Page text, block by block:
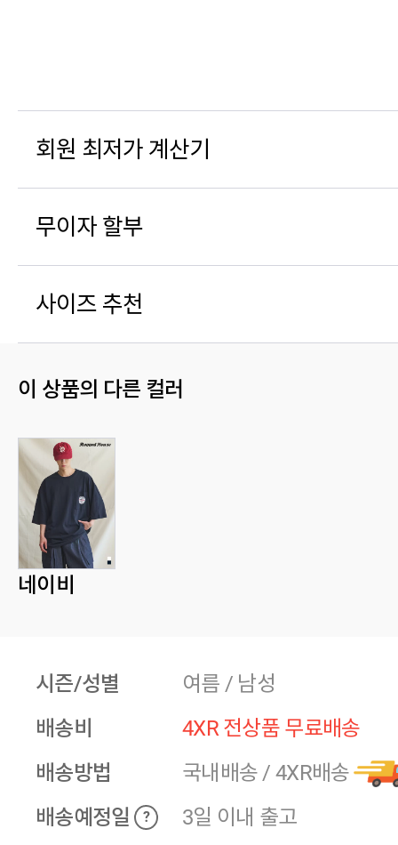
회원 최저가 계산기
무이자 할부
사이즈 추천
이 상품의 다른 컬러
네이비
시즌/성별
여름 / 남성
배송비
4XR 전상품 무료배송
배송방법
국내배송 / 4XR배송
배송예정일
?
3일 이내 출고